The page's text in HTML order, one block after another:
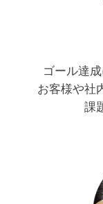
ゴール達
お客様や社
課